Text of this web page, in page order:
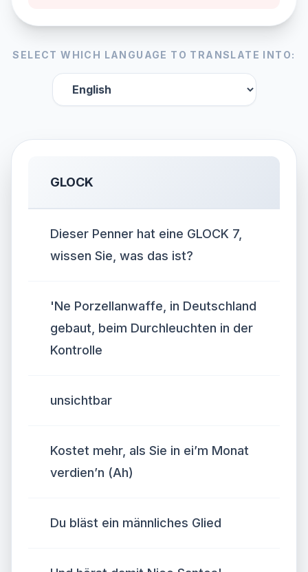
SELECT WHICH LANGUAGE TO TRANSLATE INTO:
GLOCK
Dieser Penner hat eine GLOCK 7,
wissen Sie, was das ist?
'Ne Porzellanwaffe, in Deutschland
gebaut, beim Durchleuchten in der
Kontrolle
unsichtbar
Kostet mehr, als Sie in ei’m Monat
verdien’n (Ah)
Du bläst ein männliches Glied